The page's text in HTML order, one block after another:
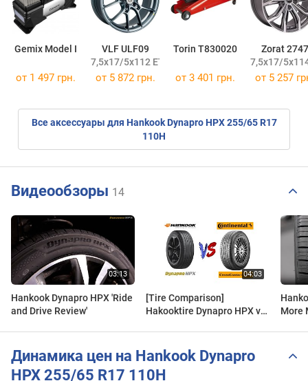
Gemix Model I
VLF ULF09
7,5x17/5x112 ET38 DIA66,6
Torin T830020
Zorat 2747
7,5x17/
от 1 497 грн. от 5 872 грн. от 3 401 грн. от 5 257
Все аксессуары для Hankook Dynapro HPX 255/65 R17
110H
Видеообзоры 14
Hankook Dynapro HPX 'Ride
and Drive Review'
[Tire Comparison]
Hakooktire Dynapro HPX vs
More
Динамика цен на Hankook Dynapro
HPX 255/65 R17 110H